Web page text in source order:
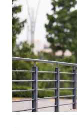
et
sélectionner
une
date.
Appuyez
sur
la
touche
d'échappement
pour
fermer
le
calendrier.